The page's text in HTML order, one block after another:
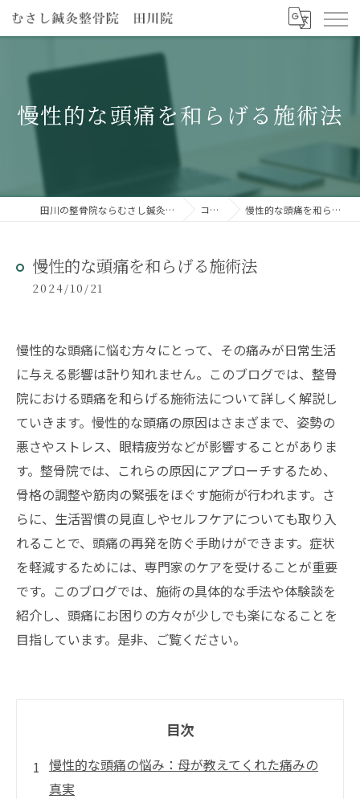
慢性的な頭痛を和らげる施術法
田川の整骨院ならむさし鍼灸整骨院 田川院 コラム 慢性的な頭痛を和らげる施術法
慢性的な頭痛を和らげる施術法
2024/10/21
慢性的な頭痛に悩む方々にとって、その痛みが日常生活
に与える影響は計り知れません。このブログでは、整骨
院における頭痛を和らげる施術法について詳しく解説し
ていきます。慢性的な頭痛の原因はさまざまで、姿勢の
悪さやストレス、眼精疲労などが影響することがありま
す。整骨院では、これらの原因にアプローチするため、
骨格の調整や筋肉の緊張をほぐす施術が行われます。さ
らに、生活習慣の見直しやセルフケアについても取り入
れることで、頭痛の再発を防ぐ手助けができます。症状
を軽減するためには、専門家のケアを受けることが重要
です。このブログでは、施術の具体的な手法や体験談を
紹介し、頭痛にお困りの方々が少しでも楽になることを
目指しています。是非、ご覧ください。
目次
慢性的な頭痛の悩み：母が教えてくれた痛みの
真実